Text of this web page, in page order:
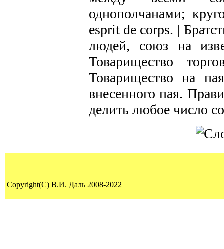
однополчанами;
esprit de corps. |
людей, союз на
Товарищество
Товарищество на
внесенного пая.
делить любое число
Copyright(C) В.И. Даль 2008-2022